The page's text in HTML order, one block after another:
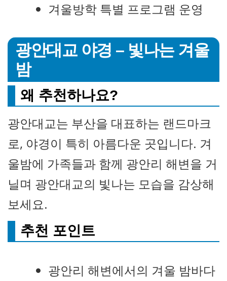
겨울방학 특별 프로그램 운영
광안대교 야경 – 빛나는 겨울
밤
왜 추천하나요?
광안대교는 부산을 대표하는 랜드마크
로, 야경이 특히 아름다운 곳입니다. 겨
울밤에 가족들과 함께 광안리 해변을 거
닐며 광안대교의 빛나는 모습을 감상해
보세요.
추천 포인트
광안리 해변에서의 겨울 밤바다